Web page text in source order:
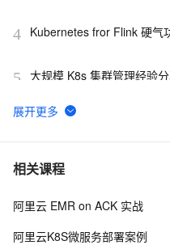
4 Kubernetes fror Flink 硬气
5 大规模 K8s 集群管理经验分
6
【云原生|K8s系列第3篇】
7 k8s 【策略】【资源管理】
8 编写 K8S YAML
相关课程
阿里云 EMR on ACK 实战
阿里云K8S微服务部署案例